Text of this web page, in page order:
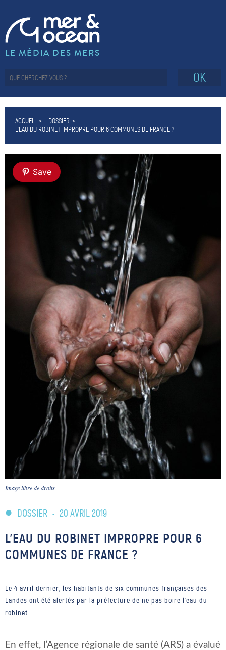
LE MÉDIA DES MERS
OK
ACCUEIL
DOSSIER
L’EAU DU ROBINET IMPROPRE POUR 6 COMMUNES DE FRANCE ?
Save
Image libre de droits
DOSSIER • 20 AVRIL 2019
L’EAU DU ROBINET IMPROPRE POUR 6
COMMUNES DE FRANCE ?
Le 4 avril dernier, les habitants de six communes françaises des
Landes ont été alertés par la préfecture de ne pas boire l’eau du
robinet.
En effet, l’Agence régionale de santé (ARS) a évalué